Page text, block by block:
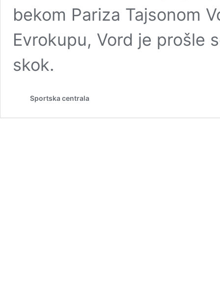
bekom Pariza Tajsonom
Evrokupu, Vord je prošle
skok.
Sportska centrala